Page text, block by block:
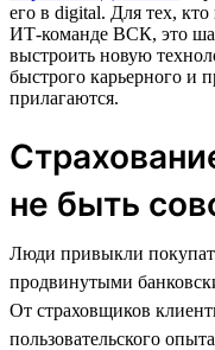
его в digital. Для тех,
ИТ-команде ВСК, это
выстроить новую
быстрого карьерного и
прилагаются.
не быть
Люди привыкли
продвинутыми
От страховщиков
пользовательского